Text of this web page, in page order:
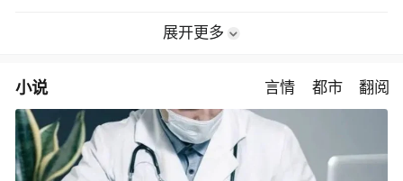
展开更多
小说 言情 都市 翻阅